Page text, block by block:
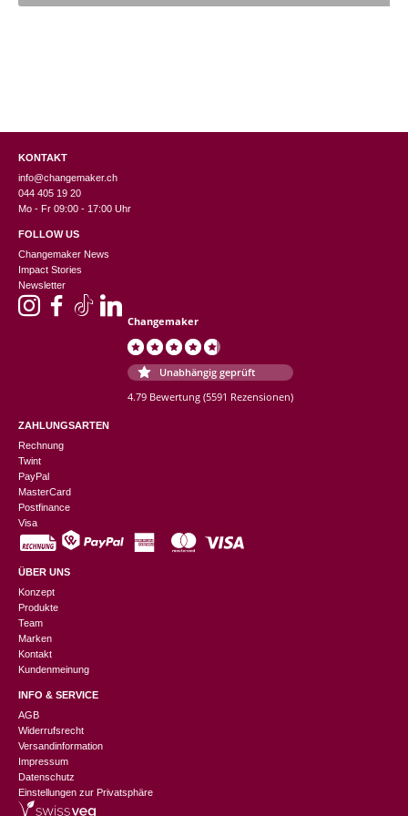
KONTAKT
info@changemaker.ch
044 405 19 20
Mo - Fr 09:00 - 17:00 Uhr
FOLLOW US
Changemaker News
Impact Stories
Newsletter
Changemaker
Unabhängig geprüft
4.79 Bewertung (5591 Rezensionen)
ZAHLUNGSARTEN
Rechnung
Twint
PayPal
MasterCard
Postfinance
Visa
ÜBER UNS
Konzept
Produkte
Team
Marken
Kontakt
Kundenmeinung
INFO & SERVICE
AGB
Widerrufsrecht
Versandinformation
Impressum
Datenschutz
Einstellungen zur Privatsphäre